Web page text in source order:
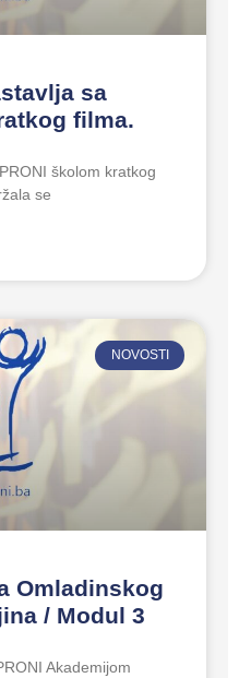
sa
filma.
školom kratkog
se
NOVOSTI
Omladinskog
/ Modul 3
Akademijom